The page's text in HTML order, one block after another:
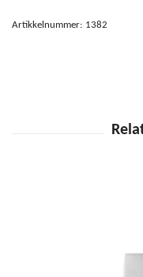
Artikkelnummer: 1382